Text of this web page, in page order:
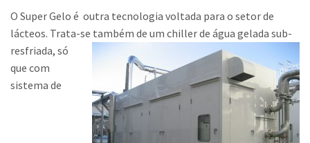
Trabalhe Conosco
O Super Gelo é outra tecnologia voltada para o setor de
lácteos. Trata-se também de um chiller de água gelada sub-
resfriada, só
que com
sistema de